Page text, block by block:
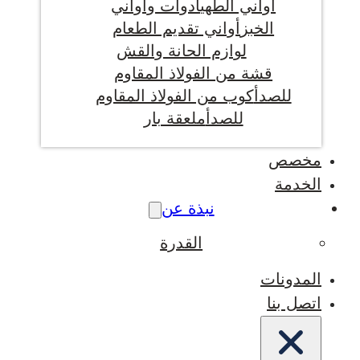
أواني الطهيأدوات وأواني
أواني تقديم الطعام
لوازم الحانة والقش
قشة من الفولاذ المقاوم
للصدأكوب من الفولاذ المقاوم
للصدأملعقة بار
مخصص
الخدمة
نبذة عن
القدرة
المدونات
اتصل بنا